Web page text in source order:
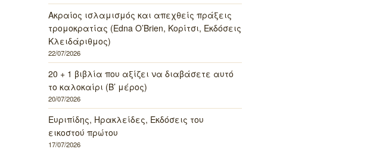
Ακραίος ισλαμισμός και απεχθείς πράξεις
τρομοκρατίας (Edna O’Brien, Κορίτσι, Εκδόσεις
Κλειδάριθμος)
22/07/2026
20 + 1 βιβλία που αξίζει να διαβάσετε αυτό
το καλοκαίρι (Β’ μέρος)
20/07/2026
Ευριπίδης, Ηρακλείδες, Εκδόσεις του
εικοστού πρώτου
17/07/2026